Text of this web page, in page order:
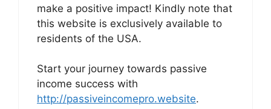
make a positive impact! Kindly note that
this website is exclusively available to
residents of the USA.
Start your journey towards passive
income success with
http://passiveincomepro.website.